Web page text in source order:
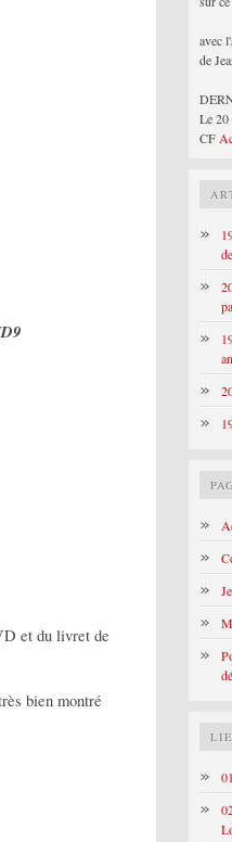
et du livret de
bien montré
avec
de
Le 20
CF